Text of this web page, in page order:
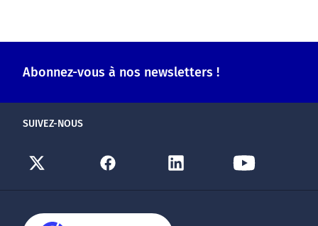
Abonnez-vous à nos newsletters !
SUIVEZ-NOUS